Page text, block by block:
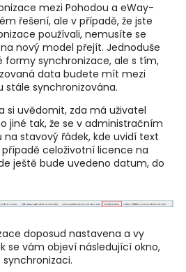
mezi Pohodou a eWay-
řešení, ale v případě, že jste
používali, nemusíte se
nový model přejít. Jednoduše
formy synchronizace, ale s tím,
data budete mít mezi
stále synchronizována.
si uvědomit, zda má uživatel
jiné tak, že se v administračním
stavový řádek, kde uvidí text
celoživotní licence na
ještě bude uvedeno datum, do
doposud nastavena a vy
se vám objeví následující okno,